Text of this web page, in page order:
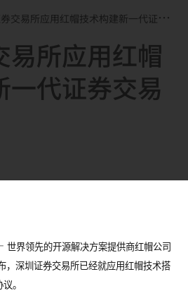
易所应用红帽技术构建新一代证券交易平台...
易所应用红帽
一代证券交易
世界领先的开源解决方案提供商红帽公司
，深圳证券交易所已经就应用红帽技术搭
。